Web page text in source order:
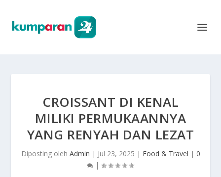
CROISSANT DI KENAL
MILIKI PERMUKAANNYA
YANG RENYAH DAN LEZAT
Diposting oleh Admin | Jul 23, 2025 | Food & Travel | 0
|